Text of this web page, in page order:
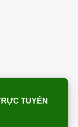
bên cạnh Điện
TUYẾN